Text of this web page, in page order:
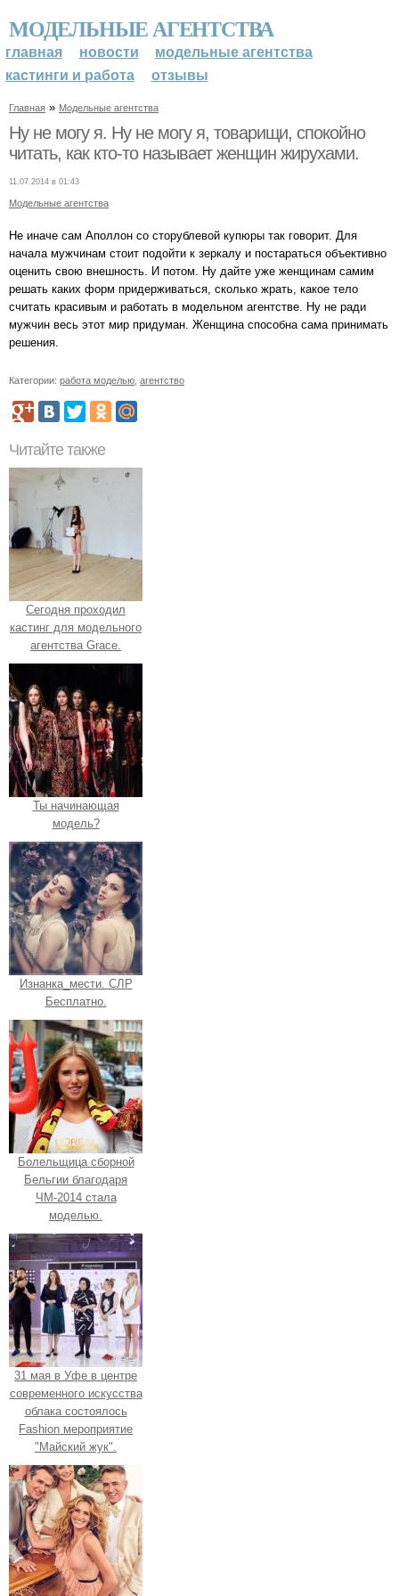
МОДЕЛЬНЫЕ АГЕНТСТВА
главная новости
модельные агентства
кастинги и работа
отзывы
Главная » Модельные агентства
Ну не могу я. Ну не могу я, товарищи, спокойно
читать, как кто-то называет женщин жирухами.
11.07.2014 в 01:43
Модельные агентства
Не иначе сам Аполлон со сторублевой купюры так говорит. Для
начала мужчинам стоит подойти к зеркалу и постараться объективно
оценить свою внешность. И потом. Ну дайте уже женщинам самим
решать каких форм придерживаться, сколько жрать, какое тело
считать красивым и работать в модельном агентстве. Ну не ради
мужчин весь этот мир придуман. Женщина способна сама принимать
решения.
Категории: работа моделью агентство
Читайте также
Сегодня проходил
кастинг для модельного
агентства Grace.
Ты начинающая
модель?
Изнанка_мести. СЛР
Бесплатно.
Болельщица сборной
Бельгии благодаря
ЧМ-2014 стала
моделью.
31 мая в Уфе в центре
современного искусства
облака состоялось
Fashion мероприятие
"Майский жук".